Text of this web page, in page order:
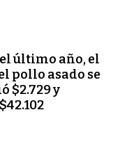
último año, el
pollo asado se
$2.729 y